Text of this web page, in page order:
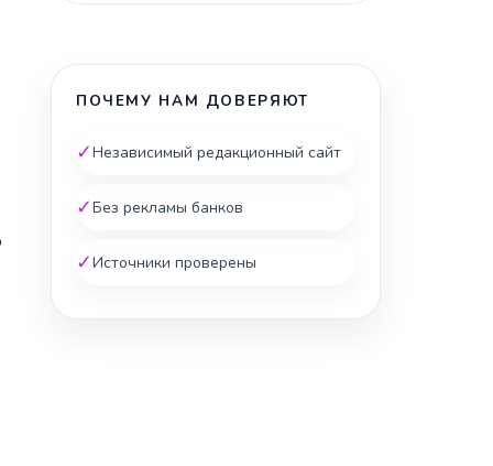
ПОЧЕМУ НАМ ДОВЕРЯЮТ
✓Независимый редакционный сайт
✓Без рекламы банков
✓Источники проверены